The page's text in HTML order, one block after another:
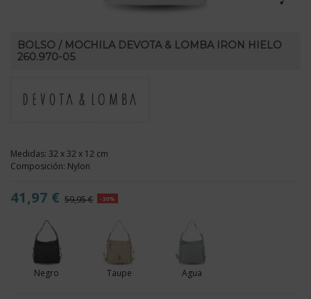
BOLSO / MOCHILA DEVOTA & LOMBA IRON HIELO
260.970-05
Medidas: 32 x 32 x 12 cm
Composición: Nylon
41,97 € 59,95 € -30%
Negro Taupe Agua